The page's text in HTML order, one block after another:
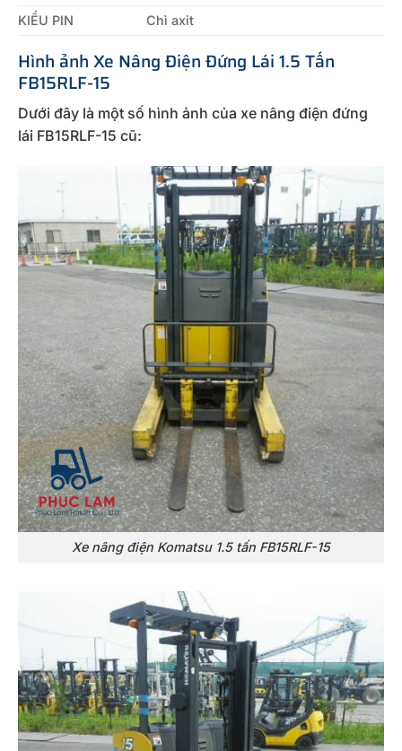
KIỂU PIN Chì axit
Hình ảnh Xe Nâng Điện Đứng Lái 1.5 Tấn
FB15RLF-15
Dưới đây là một số hình ảnh của xe nâng điện đứng
lái FB15RLF-15 cũ:
Xe nâng điện Komatsu 1.5 tấn FB15RLF-15